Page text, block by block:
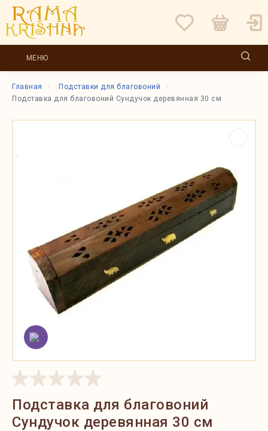
МЕНЮ
Главная
Подставки для благовоний
Подставка для благовоний Сундучок деревянная 30 см
Подставка для благовоний
Сундучок деревянная 30 см